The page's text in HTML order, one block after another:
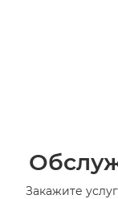
Закажите